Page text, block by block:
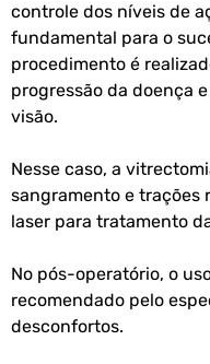
controle dos níveis de
fundamental para o
procedimento é
progressão da doença
visão.
Nesse caso, a
sangramento e trações
laser para tratamento
No pós-operatório, o
recomendado pelo
desconfortos.